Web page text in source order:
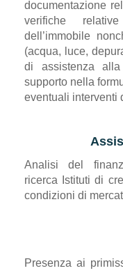
documentazione
verifiche
dell’immobile
(acqua, luce,
di assistenza
supporto nella
eventuali interventi
Analisi del
ricerca Istituti di
condizioni di
Presenza ai